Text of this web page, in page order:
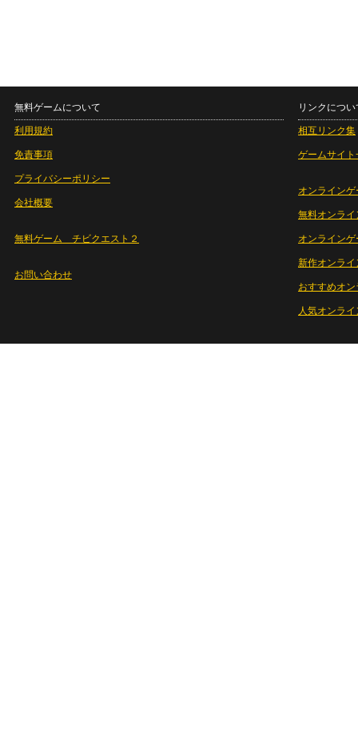
無料ゲームについて
利用規約
免責事項
プライバシーポリシー
会社概要
無料ゲーム チビクエスト２
お問い合わせ
リンクについ
相互リンク集
ゲームサイト
オンラインゲ
無料オンライ
オンライン
新作オンライ
おすすめオ
人気オンラ